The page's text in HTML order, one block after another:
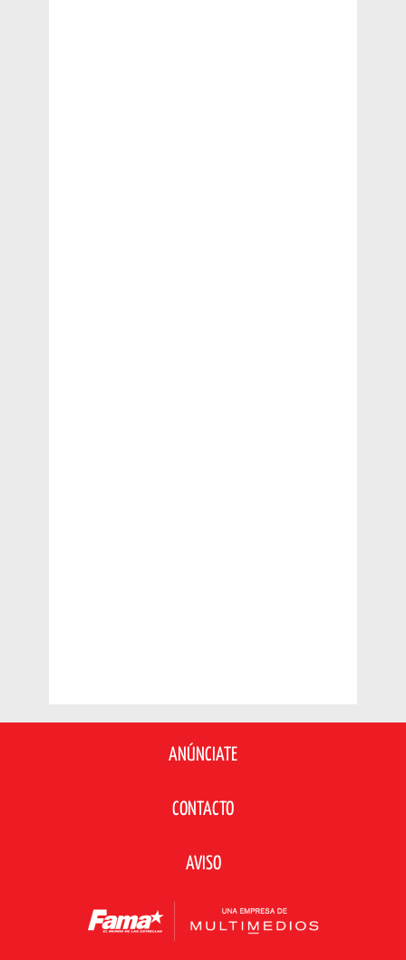
ANÚNCIATE
CONTACTO
AVISO